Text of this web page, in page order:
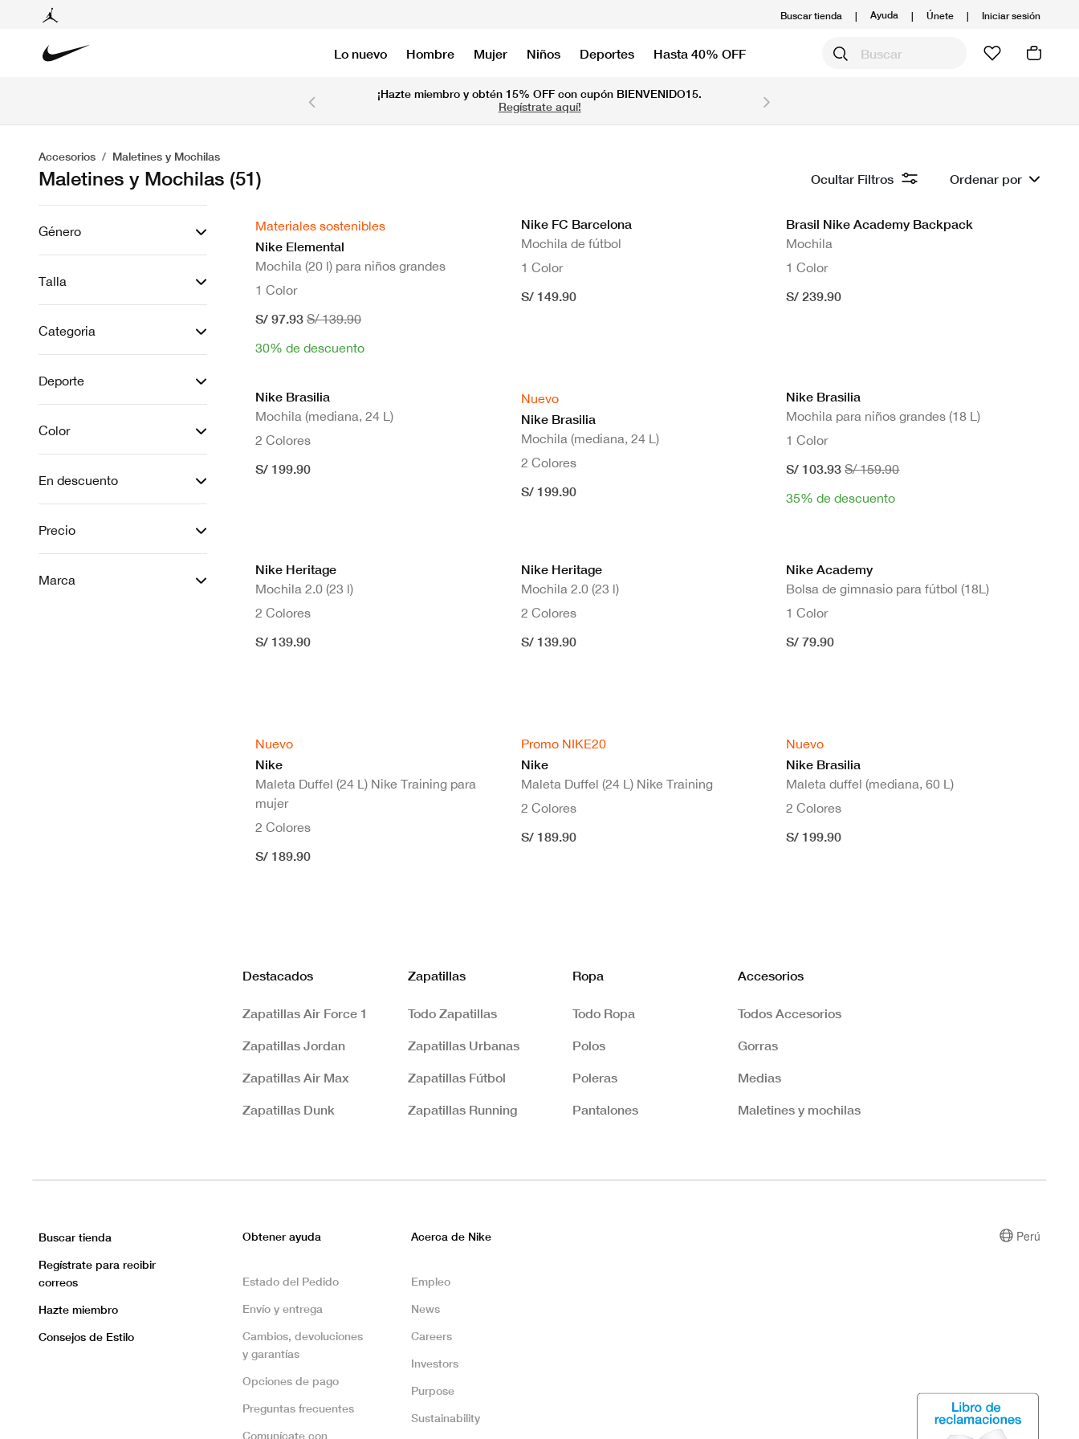
Buscar tienda | Ayuda | Únete | Iniciar sesión
Lo nuevo Hombre Mujer Niños Deportes Hasta 40% OFF
¡Hazte miembro y obtén 15% OFF con cupón BIENVENIDO15.
Regístrate aquí!
Accesorios Maletines y Mochilas
Maletines y Mochilas (51) Ocultar Filtros Ordenar por
Género
Talla
Categoria
Deporte
Color
En descuento
Precio
Marca
Materiales sostenibles
Nike Elemental
Mochila (20 l) para niños grandes
1 Color
S/ 97.93 S/ 139.90
30% de descuento
Nike FC Barcelona
Mochila de fútbol
1 Color
S/ 149.90
Brasil Nike Academy Backpack
Mochila
1 Color
S/ 239.90
Nike Brasilia
Mochila (mediana, 24 L)
2 Colores
S/ 199.90
Nuevo
Nike Brasilia
Mochila (mediana, 24 L)
2 Colores
S/ 199.90
Nike Brasilia
Mochila para niños grandes (18 L)
1 Color
S/ 103.93S/ 159.90
35% de descuento
Nike Heritage
Mochila 2.0 (23 l)
2 Colores
S/ 139.90
Nike Heritage
Mochila 2.0 (23 l)
2 Colores
S/ 139.90
Nike Academy
Bolsa de gimnasio para fútbol (18L)
1 Color
S/ 79.90
Nuevo
Nike
Maleta Duffel (24 L) Nike Training para
mujer
2 Colores
S/ 189.90
Promo NIKE20
Nike
Maleta Duffel (24 L) Nike Training
2 Colores
S/ 189.90
Nuevo
Nike Brasilia
Maleta duffel (mediana, 60 L)
2 Colores
S/ 199.90
Destacados
Zapatillas Air Force 1
Zapatillas Jordan
Zapatillas Air Max
Zapatillas Dunk
Zapatillas
Todo Zapatillas
Zapatillas Urbanas
Zapatillas Fútbol
Zapatillas Running
Ropa
Todo Ropa
Polos
Poleras
Pantalones
Accesorios
Todos Accesorios
Gorras
Medias
Maletines y mochilas
Buscar tienda
Regístrate para recibir
correos
Hazte miembro
Consejos de Estilo
Obtener ayuda
Estado del Pedido
Envío y entrega
Cambios, devoluciones
y garantías
Opciones de pago
Preguntas frecuentes
Comunícate con
Acerca de Nike
Empleo
News
Careers
Investors
Purpose
Sustainability
Perú